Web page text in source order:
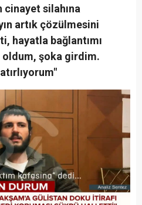
silahına
artık çözülmesini
hayatla bağlantımı
şoka girdim.